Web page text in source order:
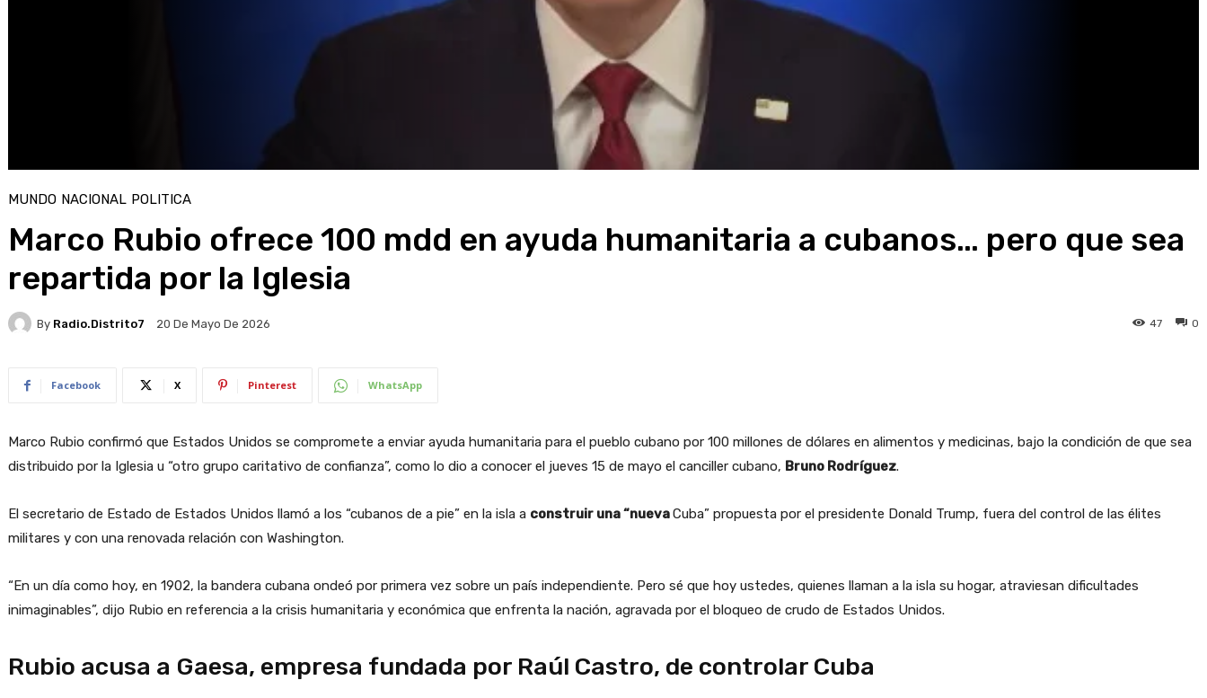
MUNDO NACIONAL POLITICA
Marco Rubio ofrece 100 mdd en ayuda humanitaria a cubanos… pero que sea
repartida por la Iglesia
By Radio.distrito7 20 De Mayo De 2026 0
47
Facebook X Pinterest WhatsApp
Marco Rubio confirmó que Estados Unidos se compromete a enviar ayuda humanitaria para el pueblo cubano por 100 millones de dólares en alimentos y medicinas, bajo la condición de que sea
distribuido por la Iglesia u “otro grupo caritativo de confianza”, como lo dio a conocer el jueves 15 de mayo el canciller cubano, Bruno Rodríguez.
El secretario de Estado de Estados Unidos llamó a los “cubanos de a pie” en la isla a construir una “nuevaCuba” propuesta por el presidente Donald Trump, fuera del control de las élites
militares y con una renovada relación con Washington.
“En un día como hoy, en 1902, la bandera cubana ondeó por primera vez sobre un país independiente. Pero sé que hoy ustedes, quienes llaman a la isla su hogar, atraviesan dificultades
inimaginables”, dijo Rubio en referencia a la crisis humanitaria y económica que enfrenta la nación, agravada por el bloqueo de crudo de Estados Unidos.
Rubio acusa a Gaesa, empresa fundada por Raúl Castro, de controlar Cuba